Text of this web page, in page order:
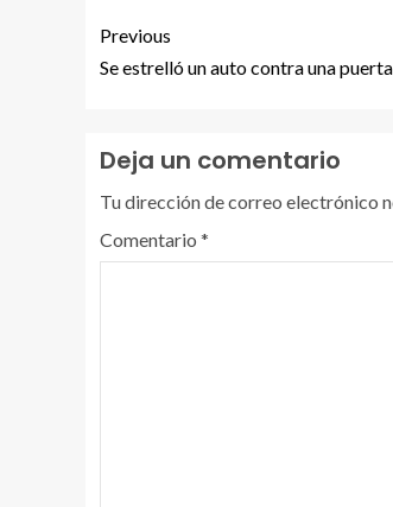
Previous
Se estrelló un auto contra una
Deja un comentario
Tu dirección de correo electrónico
Comentario *